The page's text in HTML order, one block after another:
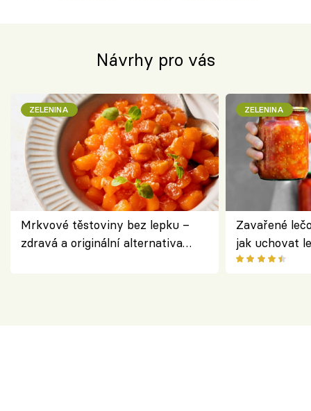
Návrhy pro vás
ZELENINA
Mrkvové těstoviny bez lepku –
zdravá a originální alternativa
ZELENINA
Zavařené
jak uchovat